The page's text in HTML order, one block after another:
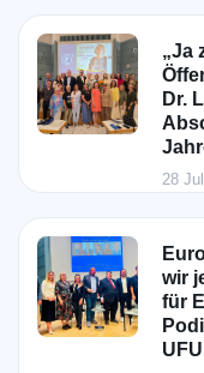
„Ja
Dr.
28
wir
für
UFU